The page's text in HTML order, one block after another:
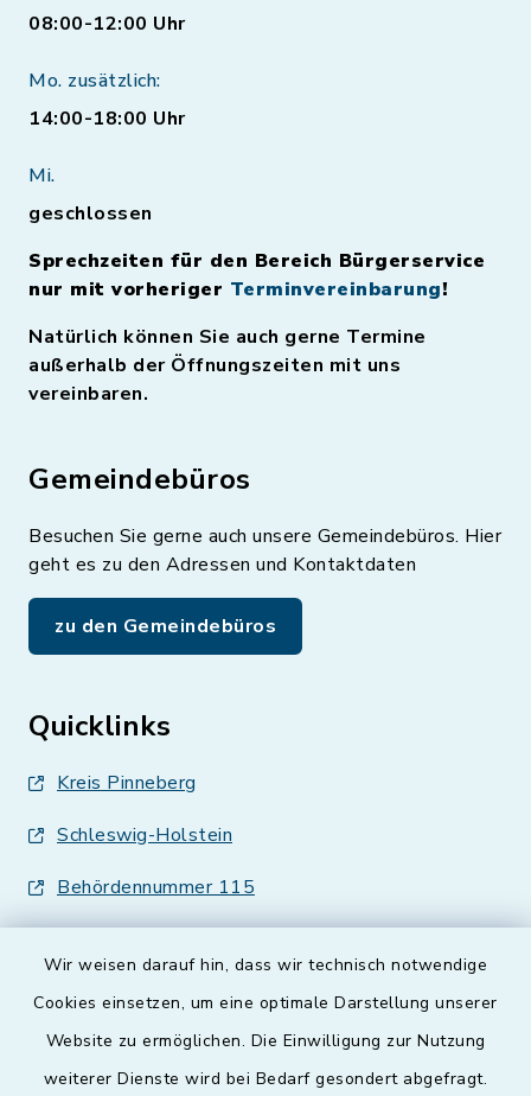
Wir weisen darauf hin, dass wir technisch notwendige
Cookies einsetzen, um eine optimale Darstellung unserer
Website zu ermöglichen. Die Einwilligung zur Nutzung
weiterer Dienste wird bei Bedarf gesondert abgefragt.
08:00-12:00 Uhr
Mo. zusätzlich:
14:00-18:00 Uhr
Mi.
geschlossen
Sprechzeiten für den Bereich Bürgerservice
nur mit vorheriger Terminvereinbarung!
Natürlich können Sie auch gerne Termine
außerhalb der Öffnungszeiten mit uns
vereinbaren.
Gemeindebüros
Besuchen Sie gerne auch unsere Gemeindebüros. Hier
geht es zu den Adressen und Kontaktdaten
zu den Gemeindebüros
Quicklinks
Kreis Pinneberg
Schleswig-Holstein
Behördennummer 115